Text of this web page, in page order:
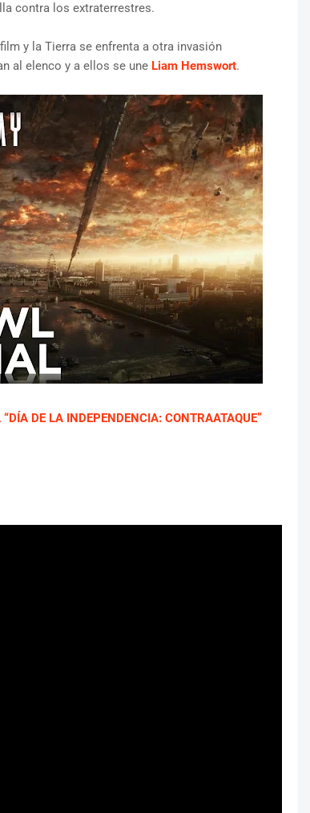
contra los extraterrestres.
y la Tierra se enfrenta a otra invasión
al elenco y a ellos se une Liam Hemswort.
DE LA INDEPENDENCIA: CONTRAATAQUE”